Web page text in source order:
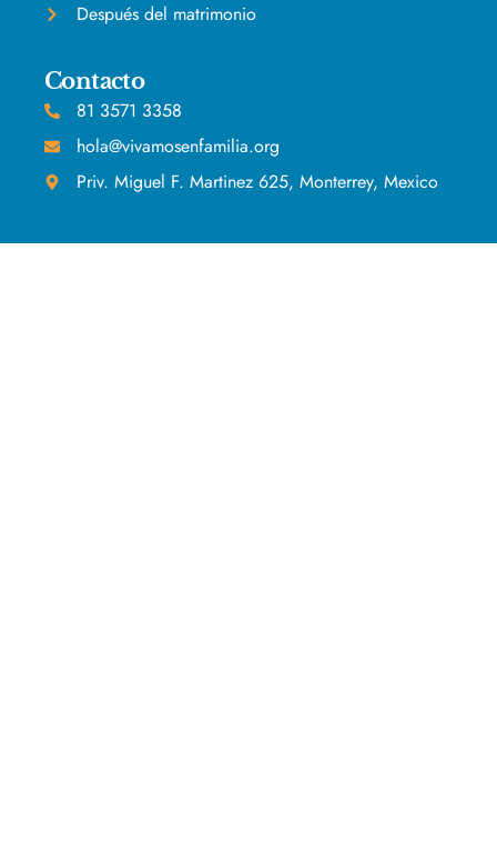
Después del matrimonio
Contacto
81 3571 3358
hola@vivamosenfamilia.org
Priv. Miguel F. Martinez 625, Monterrey, Mexico